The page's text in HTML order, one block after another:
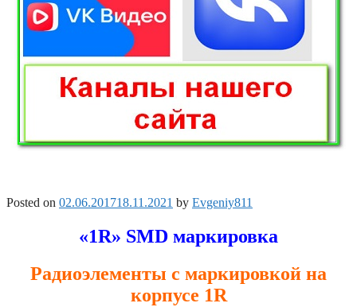
Posted on 02.06.201718.11.2021 by Evgeniy811
«1R» SMD маркировка
Радиоэлементы с маркировкой на
корпусе 1R